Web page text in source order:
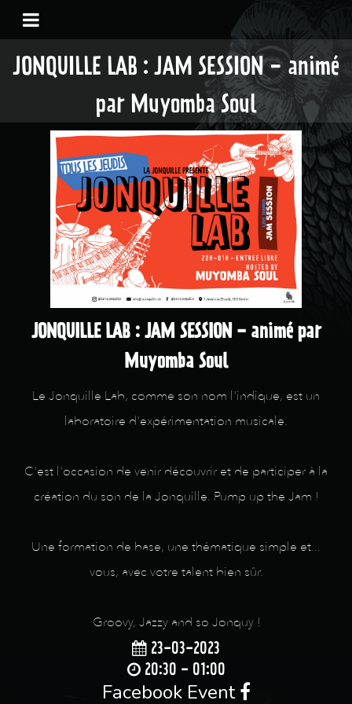
JONQUILLE LAB : JAM SESSION - animé
par Muyomba Soul
JONQUILLE LAB : JAM SESSION - animé par
Muyomba Soul
Le Jonquille Lab, comme son nom l'indique, est un
laboratoire d'expérimentation musicale.
C'est l'occasion de venir découvrir et de participer à la
création du son de la Jonquille. Pump up the Jam !
Une formation de base, une thématique simple et...
vous, avec votre talent bien sûr.
Groovy, Jazzy and so Jonquy !
23-03-2023
20:30 - 01:00
Facebook Event